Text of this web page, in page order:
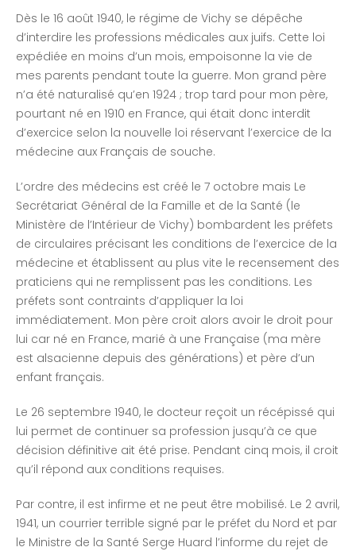
Dès le 16 août 1940, le régime de Vichy se dépêche
d’interdire les professions médicales aux juifs. Cette loi
expédiée en moins d’un mois, empoisonne la vie de
mes parents pendant toute la guerre. Mon grand père
n’a été naturalisé qu’en 1924 ; trop tard pour mon père,
pourtant né en 1910 en France, qui était donc interdit
d’exercice selon la nouvelle loi réservant l’exercice de la
médecine aux Français de souche.
L’ordre des médecins est créé le 7 octobre mais Le
Secrétariat Général de la Famille et de la Santé (le
Ministère de l’Intérieur de Vichy) bombardent les préfets
de circulaires précisant les conditions de l’exercice de la
médecine et établissent au plus vite le recensement des
praticiens qui ne remplissent pas les conditions. Les
préfets sont contraints d’appliquer la loi
immédiatement. Mon père croit alors avoir le droit pour
lui car né en France, marié à une Française (ma mère
est alsacienne depuis des générations) et père d’un
enfant français.
Le 26 septembre 1940, le docteur reçoit un récépissé qui
lui permet de continuer sa profession jusqu’à ce que
décision définitive ait été prise. Pendant cinq mois, il croit
qu’il répond aux conditions requises.
Par contre, il est infirme et ne peut être mobilisé. Le 2 avril,
1941, un courrier terrible signé par le préfet du Nord et par
le Ministre de la Santé Serge Huard l’informe du rejet de